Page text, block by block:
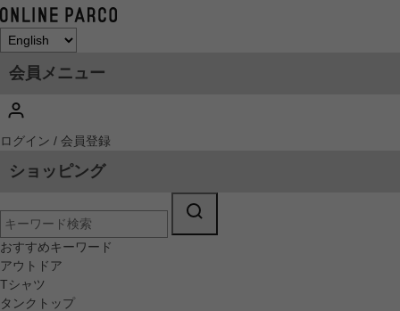
会員メニュー
ログイン / 会員登録
ショッピング
おすすめキーワード
アウトドア
Tシャツ
タンクトップ